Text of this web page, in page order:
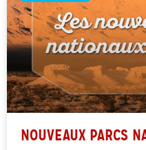
NOUVEAUX PARCS